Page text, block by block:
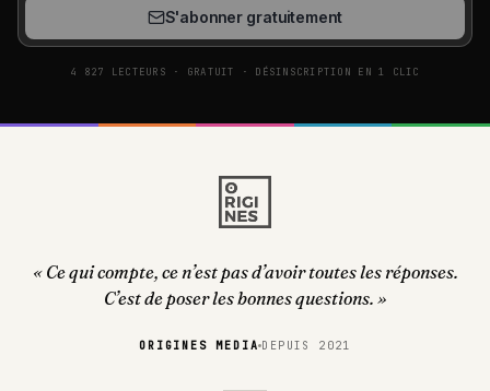
S'abonner gratuitement
4 827 LECTEURS · GRATUIT · DÉSINSCRIPTION EN 1 CLIC
« Ce qui compte, ce n’est pas d’avoir toutes les réponses.
C’est de poser les bonnes questions. »
ORIGINES MEDIA DEPUIS 2021